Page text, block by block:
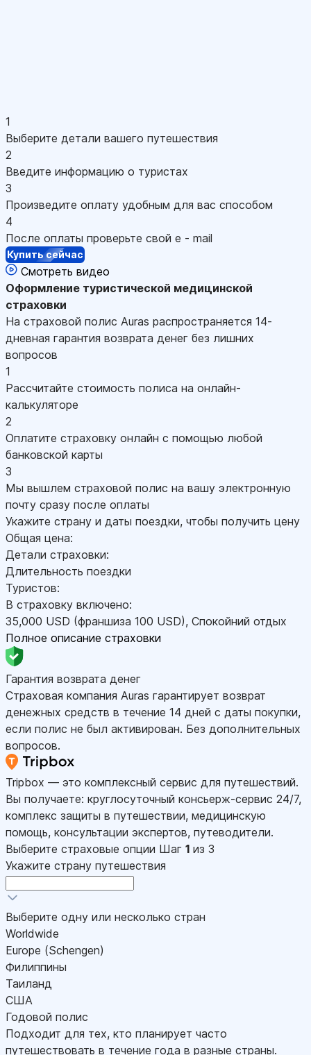
1
Выберите детали вашего путешествия
2
Введите информацию о туристах
3
Произведите оплату удобным для вас способом
4
После оплаты проверьте свой e - mail
Купить сейчас
Смотреть видео
Оформление туристической медицинской
страховки
На страховой полис Auras распространяется 14-
дневная гарантия возврата денег без лишних
вопросов
1
Рассчитайте стоимость полиса на онлайн-
калькуляторе
2
Оплатите страховку онлайн с помощью любой
банковской карты
3
Мы вышлем страховой полис на вашу электронную
почту сразу после оплаты
Укажите страну и даты поездки, чтобы получить цену
Общая цена:
Детали страховки:
Длительность поездки
Туристов:
В страховку включено:
35,000 USD (франшиза 100 USD), Спокойний отдых
Полное описание страховки
Гарантия возврата денег
Страховая компания Auras гарантирует возврат
денежных средств в течение 14 дней с даты покупки,
если полис не был активирован. Без дополнительных
вопросов.
Tripbox — это комплексный сервис для путешествий.
Вы получаете: круглосуточный консьерж-сервис 24/7,
комплекс защиты в путешествии, медицинскую
помощь, консультации экспертов, путеводители.
Выберите страховые опции Шаг 1 из 3
Укажите страну путешествия
Выберите одну или несколько стран
Worldwide
Europe (Schengen)
Филиппины
Таиланд
США
Годовой полис
Подходит для тех, кто планирует часто
путешествовать в течение года в разные страны.